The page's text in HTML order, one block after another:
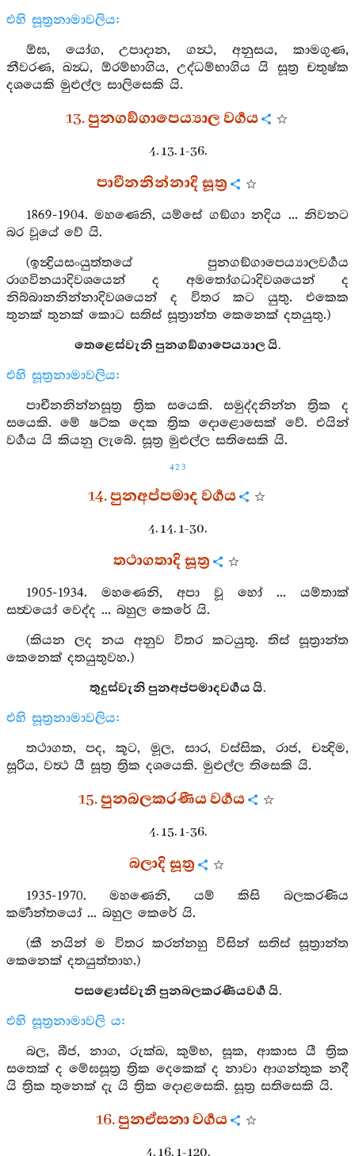
එහි සූත්‍රනාමාවලිය:
ඕඝ, යෝග, උපාදාන, ගන්‍ථ, අනුසය, කාමගුණ,
නීවරණ, ඛන්‍ධ, ඕරම්භාගිය, උද්ධම්භාගිය යි සූත්‍ර චතුෂ්ක
දශයෙකි මුළුල්ල සාලිසෙකි යි.
13. පුනගඞ්ගාපෙය්‍යාල වර්‍ගය
4. 13. 1-36.
පාචීනනින්නාදි සූත්‍ර
1869-1904. මහණෙනි, යම්සේ ගඞ්ගා නදිය ... නිවනට
බර වූයේ වේ යි.
(ඉන්‍ද්‍රියසංයුත්තයේ පුනගඞ්ගාපෙය්‍යාලවර්‍ගය
රාගවිනයාදිවශයෙන් ද අමතෝගධාදිවශයෙන් ද
නිබ්බානනින්නාදිවශයෙන් ද විතර කට යුතු. එකෙක
තුනක් තුනක් කොට සතිස් සූත්‍රාන්ත කෙනෙක් දතයුතු.)
තෙළෙස්වැනි පුනගඞ්ගාපෙය්‍යාල යි.
එහි සූත්‍රනාමාවලිය:
පාචීනනින්නසූත්‍ර ත්‍රික සයෙකි. සමුද්දනින්න ත්‍රික ද
සයෙකි. මේ ෂට්ක දෙක ත්‍රික දොළොසෙක් වේ. එයින්
වර්‍ගය යි කියනු ලැබේ. සූත්‍ර මුළුල්ල සතිසෙකි යි.
423
14. පුනඅප්පමාද වර්‍ගය
4. 14. 1-30.
තථාගතාදි සූත්‍ර
1905-1934. මහණෙනි, අපා වූ හෝ ... යම්තාක්
සත්‍වයෝ වෙද්ද ... බහුල කෙරේ යි.
(කියන ලද නය අනුව විතර කටයුතු. තිස් සූත්‍රාන්ත
කෙනෙක් දතයුතුවහ.)
තුදුස්වැනි පුනඅප්පමාදවර්‍ගය යි.
එහි සූත්‍රනාමාවලිය:
තථාගත, පද, කූට, මූල, සාර, වස්සික, රාජ, චන්‍දිම,
සූරිය, වත්‍ථ යී සූත්‍ර ත්‍රික දශයෙකි. මුළුල්ල තිසෙකි යි.
15. පුනබලකරණීය වර්‍ගය
4. 15. 1-36.
බලාදි සූත්‍ර
1935-1970. මහණෙනි, යම් කිසි බලකරණිය
කර්‍මාන්තයෝ ... බහුල කෙරේ යි.
(කී නයින් ම විතර කරන්නහු විසින් සතිස් සූත්‍රාන්ත
කෙනෙක් දතයුත්තාහ.)
පසළොස්වැනි පුනබලකරණීයවර්‍ග යි.
එහි සූත්‍රනාමාවලි ය:
බල, බීජ, නාග, රුක්ඛ, කුම්භ, සූක, ආකාස යී ත්‍රික
සතෙක් ද මේඝසූත්‍ර ත්‍රික දෙකෙක් ද නාවා ආගන්තුක නදී
යි ත්‍රික තුනෙක් දැ යි ත්‍රික දොළසෙකි. සූත්‍ර සතිසෙකි යි.
16. පුනඒසනා වර්‍ගය